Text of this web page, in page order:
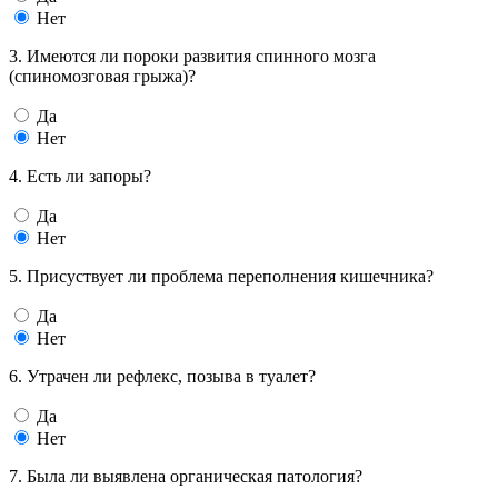
Нет
3. Имеются ли пороки развития спинного мозга
(спиномозговая грыжа)?
Да
Нет
4. Есть ли запоры?
Да
Нет
5. Присуствует ли проблема переполнения кишечника?
Да
Нет
6. Утрачен ли рефлекс, позыва в туалет?
Да
Нет
7. Была ли выявлена органическая патология?